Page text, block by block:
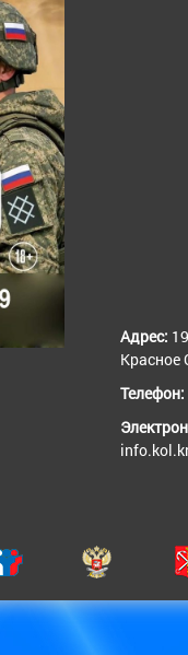
Адрес:
Красное
Телефон: